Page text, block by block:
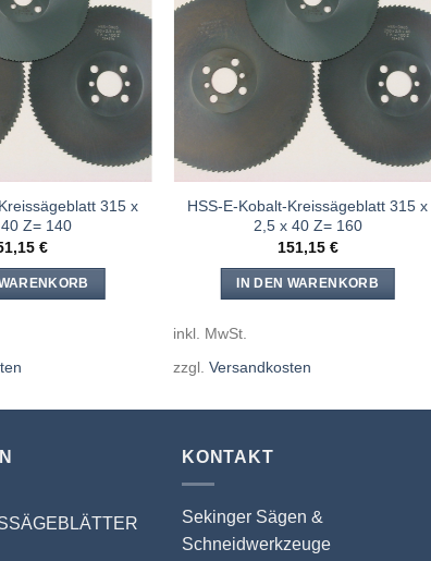
Meine
Sägen
hinzufügen
315 x
Z= 140
€
Meine
Sägen
hinzufügen
HSS-E-Kobalt-Kreissägeblatt 315 x
2,5 x 40 Z= 160
151,15 €
IN DEN WARENKORB
inkl. MwSt.
zzgl.Versandkosten
KONTAKT
Sekinger Sägen &
Schneidwerkzeuge